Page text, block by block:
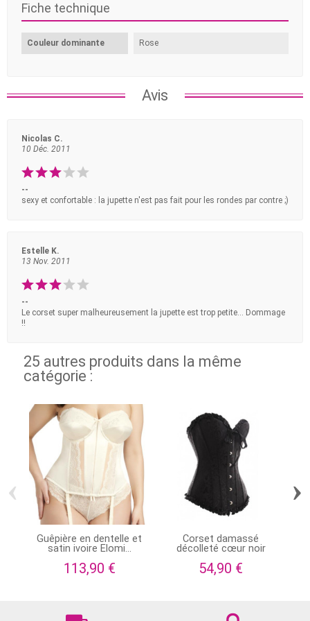
Fiche technique
Couleur dominante Rose
Avis
Nicolas C.
10 Déc. 2011
--
sexy et confortable : la jupette n'est pas fait pour les rondes par contre ;)
Estelle K.
13 Nov. 2011
--
Le corset super malheureusement la jupette est trop petite... Dommage
!!
25 autres produits dans la même
catégorie :
Guêpière en dentelle et
satin ivoire Elomi...
113,90 €
Corset damassé
décolleté cœur noir
54,90 €
‹ ›